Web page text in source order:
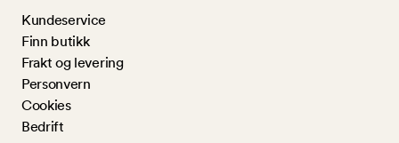
Kundeservice
Finn butikk
Frakt og levering
Personvern
Cookies
Bedrift